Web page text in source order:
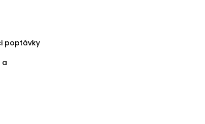
poptávky
a